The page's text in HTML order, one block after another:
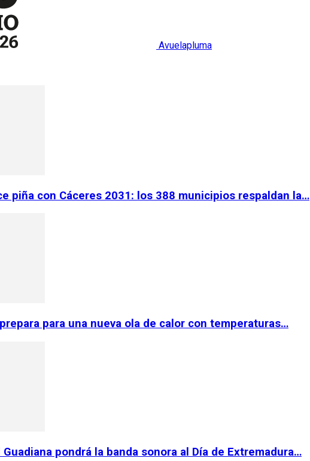
Avuelapluma
piña con Cáceres 2031: los 388 municipios respaldan la…
para una nueva ola de calor con temperaturas…
pondrá la banda sonora al Día de Extremadura…